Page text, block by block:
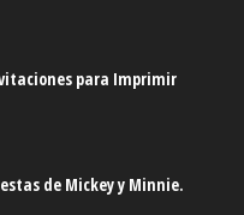
para Imprimir
de Mickey y Minnie.